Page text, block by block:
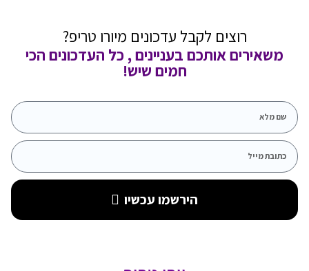
רוצים לקבל עדכונים מיורו טריפ?
משאירים אותכם בעניינים , כל העדכונים הכי
חמים שיש!
הירשמו עכשיו